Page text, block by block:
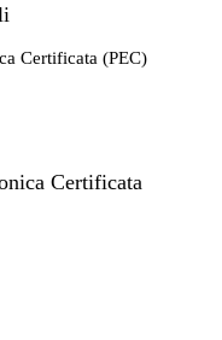
Certificata (PEC)
Certificata